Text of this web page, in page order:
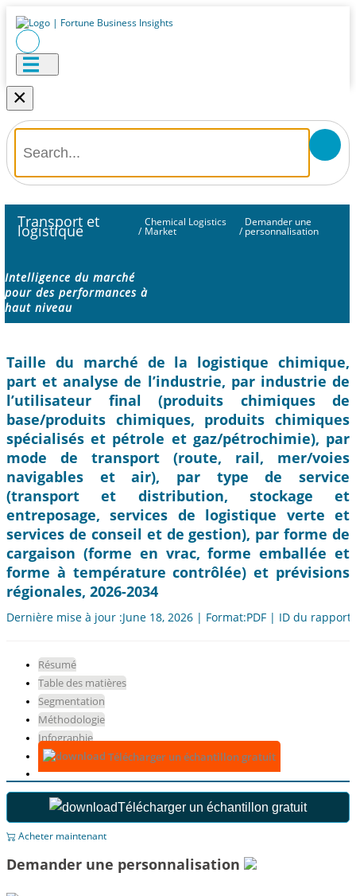
×
Transport et
logistique /
Chemical Logistics
Market /
Demander une
personnalisation
Intelligence du marché
pour des performances à
haut niveau
Taille du marché de la logistique chimique,
part et analyse de l’industrie, par industrie de
l’utilisateur final (produits chimiques de
base/produits chimiques, produits chimiques
spécialisés et pétrole et gaz/pétrochimie), par
mode de transport (route, rail, mer/voies
navigables et air), par type de service
(transport et distribution, stockage et
entreposage, services de logistique verte et
services de conseil et de gestion), par forme de
cargaison (forme en vrac, forme emballée et
forme à température contrôlée) et prévisions
régionales, 2026-2034
Dernière mise à jour :June 18, 2026 | Format:PDF | ID du
Résumé
Table des matières
Segmentation
Méthodologie
Infographie
Télécharger un échantillon gratuit
Télécharger un échantillon gratuit
Acheter maintenant
Demander une personnalisation